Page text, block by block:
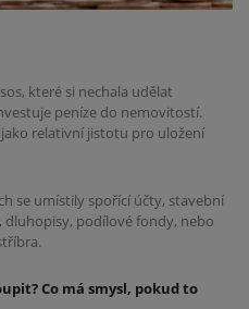
které si nechala udělat
peníze do nemovitostí.
relativní jistotu pro uložení
se umístily spořící účty, stavební
dluhopisy, podílové fondy, nebo
Co má smysl, pokud to